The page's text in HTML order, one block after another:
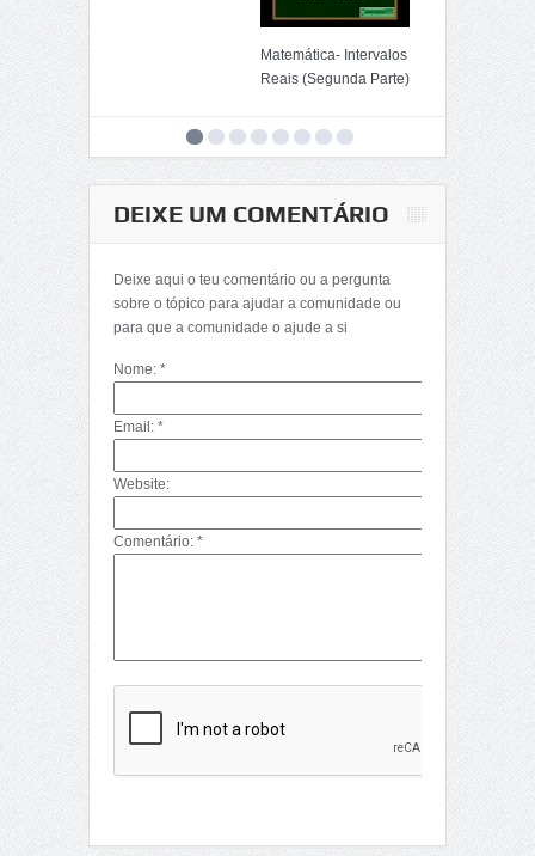
Matemática- Intervalos
Reais (Segunda Parte)
(Décima Primeira
Parte)
DEIXE UM COMENTÁRIO
Deixe aqui o teu comentário ou a pergunta
sobre o tópico para ajudar a comunidade ou
para que a comunidade o ajude a si
Nome: *
Email: *
Website:
Comentário: *